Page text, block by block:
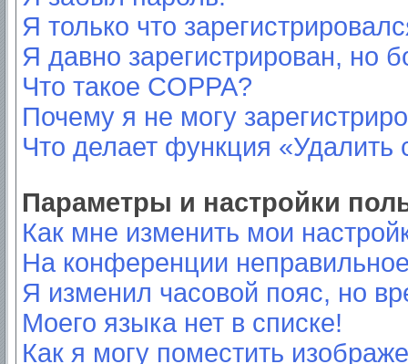
Я только что
Я давно зарегистрирован, но
Что такое COPPA?
Почему я не могу
Что делает функция
Параметры и настройки
Как мне изменить мои
На конференции
Я изменил часовой пояс, но
Моего языка нет в списке!
Как я могу поместить